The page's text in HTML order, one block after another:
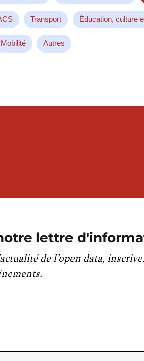
Transport Éducation, culture
Mobilité Autres
lettre
de l’open data,